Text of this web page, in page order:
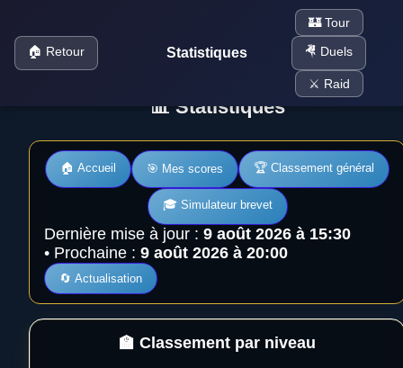
🏠 Retour Statistiques
🏰 Tour
🤻 Duels
⚔️ Raid
📊 Statistiques
🏠 Accueil 🎯 Mes scores 🏆 Classement général
🎓 Simulateur brevet
Dernière mise à jour : 9 août 2026 à 15:30
• Prochaine : 9 août 2026 à 20:00
🔄 Actualisation
🏫 Classement par niveau